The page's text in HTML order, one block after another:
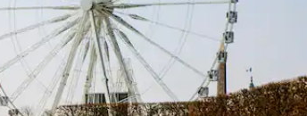
und unten oder erkunde die Ergebnisse durch